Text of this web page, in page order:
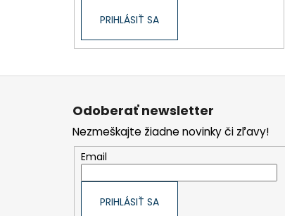
PRIHLÁSIŤ SA
Z
Odoberať newsletter
Nezmeškajte žiadne novinky či zľavy!
Email
PRIHLÁSIŤ SA